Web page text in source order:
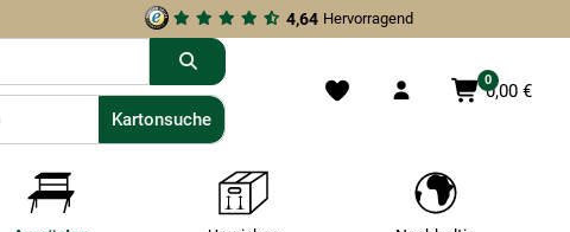
4,64 Hervorragend
0
0,00 €
Kartonsuche
Kartonsuche